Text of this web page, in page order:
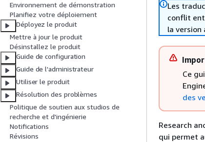
Environnement de démonstration
Planifiez votre déploiement
Déployez le produit
Mettre à jour le produit
Désinstallez le produit
Guide de configuration
Guide de l'administrateur
Utiliser le produit
Résolution des problèmes
Politique de soutien aux studios de
recherche et d'ingénierie
Notifications
Révisions
Les
conflit
la version
Ce
des
Research
qui permet